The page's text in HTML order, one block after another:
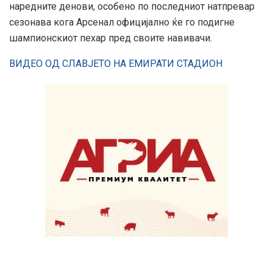
наредните денови, особено по последниот натпревар
сезонава кога Арсенал официјално ќе го подигне
шампионскиот пехар пред своите навивачи.
ВИДЕО ОД СЛАВЈЕТО НА ЕМИРАТИ СТАДИОН